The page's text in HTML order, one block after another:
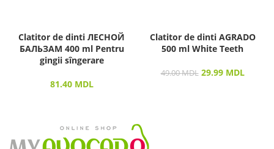
Clatitor de dinti ЛЕСНОЙ
БАЛЬЗАМ 400 ml Pentru
gingii sîngerare
81.40 MDL
Clatitor de dinti AGRADO
500 ml White Teeth
49.00MDL 29.99 MDL